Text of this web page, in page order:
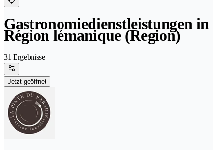
Gastronomiedienstleistungen in
Région lémanique (Region)
31 Ergebnisse
Jetzt geöffnet